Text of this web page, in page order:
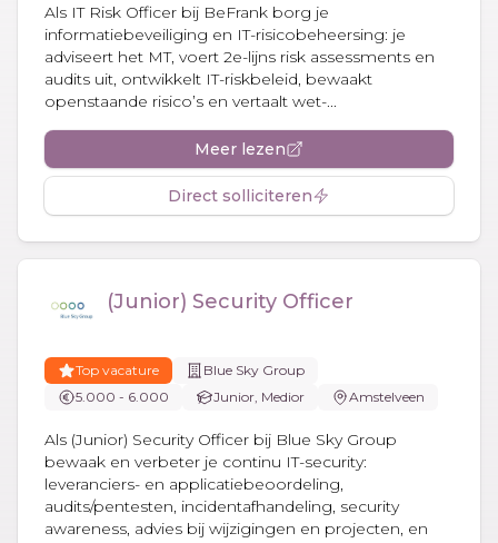
Als IT Risk Officer bij BeFrank borg je
informatiebeveiliging en IT-risicobeheersing: je
adviseert het MT, voert 2e-lijns risk assessments en
audits uit, ontwikkelt IT-riskbeleid, bewaakt
openstaande risico’s en vertaalt wet-...
Meer lezen
Direct solliciteren
(Junior) Security Officer
Top vacature
Blue Sky Group
5.000 - 6.000
Junior, Medior Amstelveen
Als (Junior) Security Officer bij Blue Sky Group
bewaak en verbeter je continu IT-security:
leveranciers- en applicatiebeoordeling,
audits/pentesten, incidentafhandeling, security
awareness, advies bij wijzigingen en projecten, en